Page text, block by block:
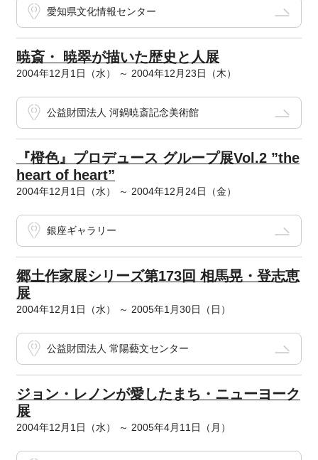
愛知県文化情報センター
暁斎・ 暁翠が描いた歴史と人展
2004年12月1日（水） ～ 2004年12月23日（木）
公益財団法人 河鍋暁斎記念美術館
『橙色』プロデュース グループ展Vol.2 ”the
heart of heart”
2004年12月1日（水） ～ 2004年12月24日（金）
銀座ギャラリー
郷土作家展シリーズ第173回 相馬晃・登志恵
展
2004年12月1日（水） ～ 2005年1月30日（日）
公益財団法人 常陽藝文センター
ジョン・レノンが愛したまち・ニューヨーク
展
2004年12月1日（水） ～ 2005年4月11日（月）